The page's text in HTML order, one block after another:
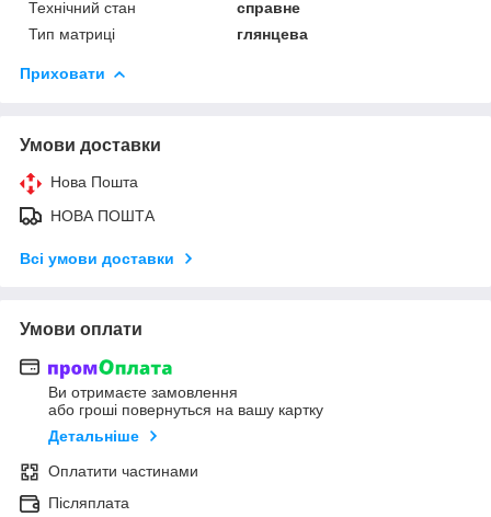
Технічний стан
справне
Тип матриці
глянцева
Приховати
Умови доставки
Нова Пошта
НОВА ПОШТА
Всі умови доставки
Умови оплати
Ви отримаєте замовлення
або гроші повернуться на вашу картку
Детальніше
Оплатити частинами
Післяплата